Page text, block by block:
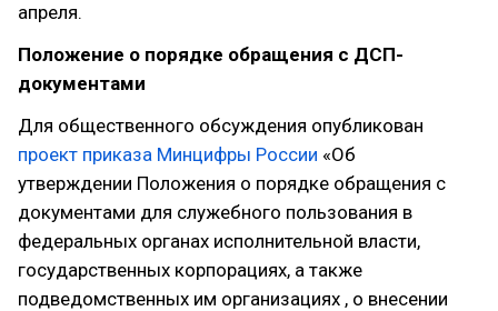
апреля.
Положение о порядке обращения с ДСП-
документами
Для общественного обсуждения опубликован
проект приказа Минцифры России «Об
утверждении Положения о порядке обращения с
документами для служебного пользования в
федеральных органах исполнительной власти,
государственных корпорациях, а также
подведомственных им организациях , о внесении